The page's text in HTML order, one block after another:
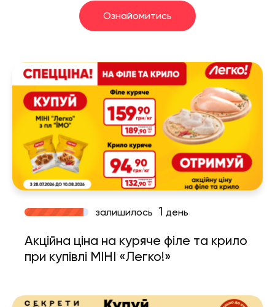
Ознайомитись
залишилось 1 день
Акційна ціна на куряче філе та крило
при купівлі МІНІ «Легко!»